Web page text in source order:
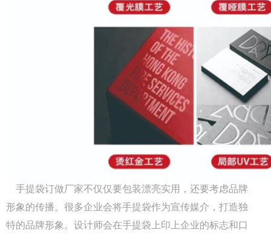
手提袋订做厂家不仅仅要包装漂亮实用，还要考虑品牌
形象的传播。很多企业会将手提袋作为宣传媒介，打造独
特的品牌形象。设计师会在手提袋上印上企业的标志和口
成都包装厂：纸质包装盒定制材质厚度选
成都包装厂：纸质包装盒定制材质厚度选择 承重与
成本平衡技巧。纸质包装盒定制的厚度选择，核心是
匹配产品承重需求。...
成都包装厂：纸质包装盒定制常见破损问
成都包装厂：纸质包装盒定制常见破损问题 提前规
过程中的挤压破损，...
Q 成都包装厂：包装盒印刷工艺怎么选？烫